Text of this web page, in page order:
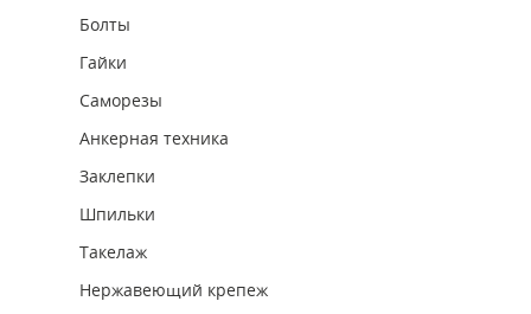
Болты
Гайки
Саморезы
Анкерная техника
Заклепки
Шпильки
Такелаж
Нержавеющий крепеж